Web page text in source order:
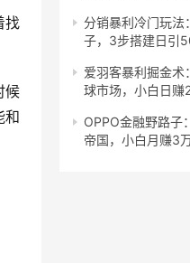
找
候
和
分销暴利冷门玩
子，3步搭建日引
爱羽客暴利掘金术
球市场，小白日
OPPO金融野路子
帝国，小白月赚3